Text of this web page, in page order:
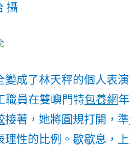
攝
變成了林天秤的個人表
職員在雙嶼門特包養網
接著，她將圓規打開，準
性的比例。歇歇息，